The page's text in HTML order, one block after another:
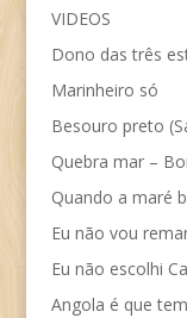
VIDEOS
Dono das três
Marinheiro só
Besouro preto
Quebra mar –
Quando a maré
Eu não vou
Eu não escolhi
Angola é que